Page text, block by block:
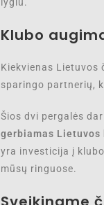
lygiu.
Klubo
Kiekvienas Lietuvos
sparingo partnerių,
Šios dvi pergalės
gerbiamas Lietuvos
yra investicija į
mūsų ringuose.